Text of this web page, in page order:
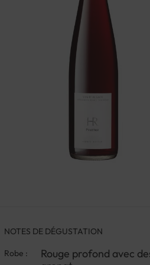
NOTES DE DÉGUSTATION
Robe :
Rouge profond avec